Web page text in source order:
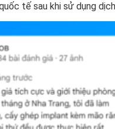
tế sau khi sử dụng